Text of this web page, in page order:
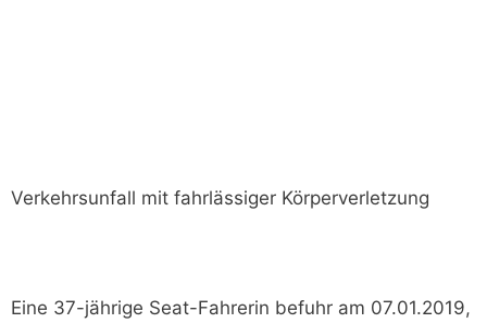
Verkehrsunfall mit fahrlässiger Körperverletzung
Eine 37-jährige Seat-Fahrerin befuhr am 07.01.2019,